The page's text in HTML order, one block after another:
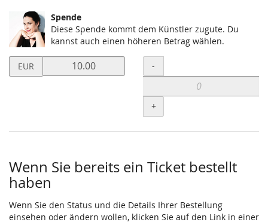
Spende
Diese Spende kommt dem Künstler zugute. Du
kannst auch einen höheren Betrag wählen.
Preis
in
EUR Menge
-
+
Wenn Sie bereits ein Ticket bestellt
haben
Wenn Sie den Status und die Details Ihrer Bestellung
einsehen oder ändern wollen, klicken Sie auf den Link in einer